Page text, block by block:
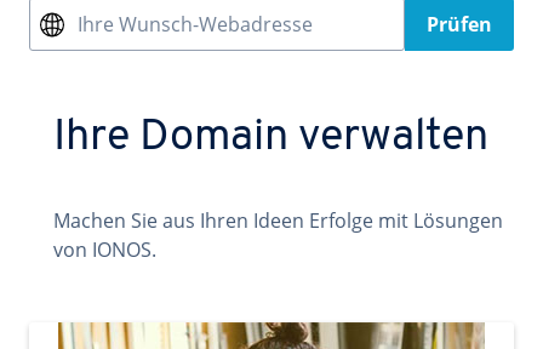
Ihre Wunsch-Webadresse Prüfen
Ihre Domain verwalten
Machen Sie aus Ihren Ideen Erfolge mit Lösungen
von IONOS.